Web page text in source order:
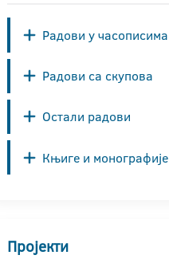
Радови у часописима
Радови са скупова
Остали радови
Књиге и монографије
Пројекти